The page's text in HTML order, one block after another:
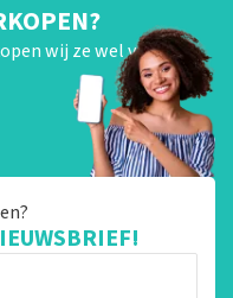
wij ze wel van je!